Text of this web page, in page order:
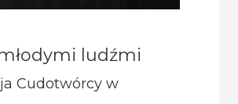
ludźmi
Cudotwórcy w